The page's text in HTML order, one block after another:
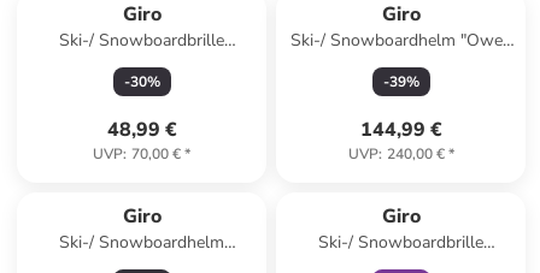
Giro
Ski-/ Snowboardbrille
"Stomp" in Weiß/ Lila
-30%
48,99 €
UVP: 70,00 €*
Giro
Ski-/ Snowboardhelm "Owen
Spherical" in Schwarz
-39%
144,99 €
UVP: 240,00 €*
Giro
Ski-/ Snowboardhelm
"Essence Mips" in Schwarz
Giro
Ski-/ Snowboardbrille
"Buster" in Rot/ Schwarz